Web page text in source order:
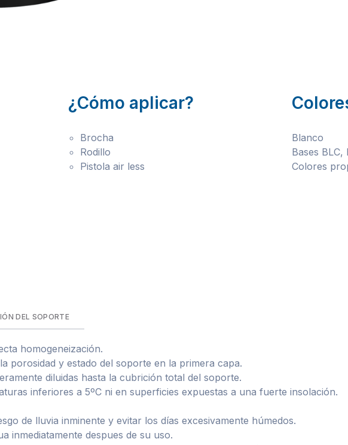
¿Cómo aplicar?
Brocha
Rodillo
Pistola air less
Blanco
Bases
Colores
DEL SOPORTE
homogeneización.
porosidad y estado del soporte en la primera capa.
diluidas hasta la cubrición total del soporte.
inferiores a 5ºC ni en superficies expuestas a una fuerte insolación.
de lluvia inminente y evitar los días excesivamente húmedos.
inmediatamente despues de su uso.